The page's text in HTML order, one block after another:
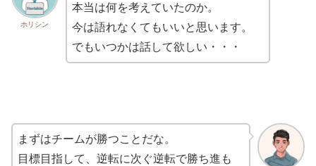
ホリシン
本当は何を考えていたのか。
今は語れなくてもいいと思います。
でもいつかは話して欲しい・・・
まずはチームが勝つことだな。
目標目指して、逆転に次ぐ逆転で勝ち進も